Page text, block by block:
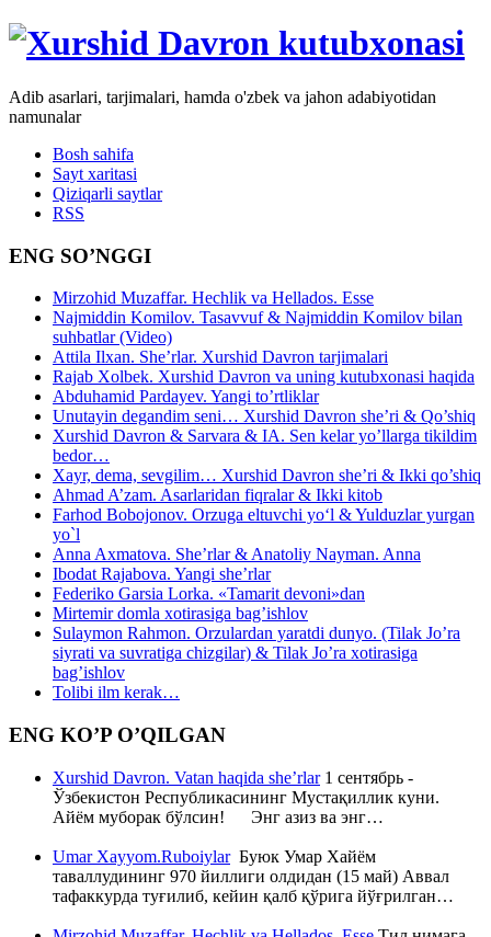
Adib asarlari, tarjimalari, hamda o'zbek va jahon adabiyotidan
namunalar
Bosh sahifa
Sayt xaritasi
Qiziqarli saytlar
RSS
ENG SO’NGGI
Mirzohid Muzaffar. Hechlik va Hellados. Esse
Najmiddin Komilov. Tasavvuf & Najmiddin Komilov bilan
suhbatlar (Video)
Attila Ilxan. She’rlar. Xurshid Davron tarjimalari
Rajab Xolbek. Xurshid Davron va uning kutubxonasi haqida
Abduhamid Pardayev. Yangi to’rtliklar
Unutayin degandim seni… Xurshid Davron she’ri & Qo’shiq
Xurshid Davron & Sarvara & IA. Sen kelar yo’llarga tikildim
bedor…
Xayr, dema, sevgilim… Xurshid Davron she’ri & Ikki qo’shiq
Ahmad A’zam. Asarlaridan fiqralar & Ikki kitob
Farhod Bobojonov. Orzuga eltuvchi yo‘l & Yulduzlar yurgan
yo`l
Anna Axmatova. She’rlar & Anatoliy Nayman. Anna
Ibodat Rajabova. Yangi she’rlar
Federiko Garsia Lorka. «Tamarit devoni»dan
Mirtemir domla xotirasiga bag’ishlov
Sulaymon Rahmon. Orzulardan yaratdi dunyo. (Tilak Jo’ra
siyrati va suvratiga chizgilar) & Tilak Jo’ra xotirasiga
bag’ishlov
Tolibi ilm kerak…
ENG KO’P O’QILGAN
Xurshid Davron. Vatan haqida she’rlar1 сентябрь -
Ўзбекистон Республикасининг Мустақиллик куни.
Айём муборак бўлсин! Энг азиз ва энг…
Umar Xayyom.RuboiylarБуюк Умар Хайём
таваллудининг 970 йиллиги олдидан (15 май) Аввал
тафаккурда туғилиб, кейин қалб қўрига йўғрилган…